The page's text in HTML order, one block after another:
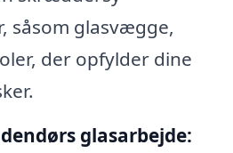
såsom glasvægge,
der opfylder dine
glasarbejde: